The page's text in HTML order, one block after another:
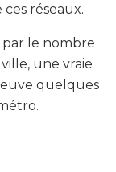
réseaux.
par le nombre
une vraie
quelques